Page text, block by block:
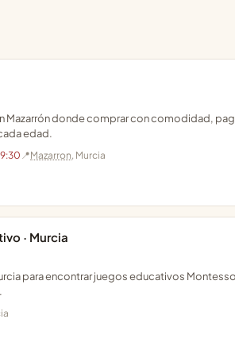
Mazarrón donde comprar con comodidad,
edad.
📍Mazarron, Murcia
· Murcia
para encontrar juegos educativos